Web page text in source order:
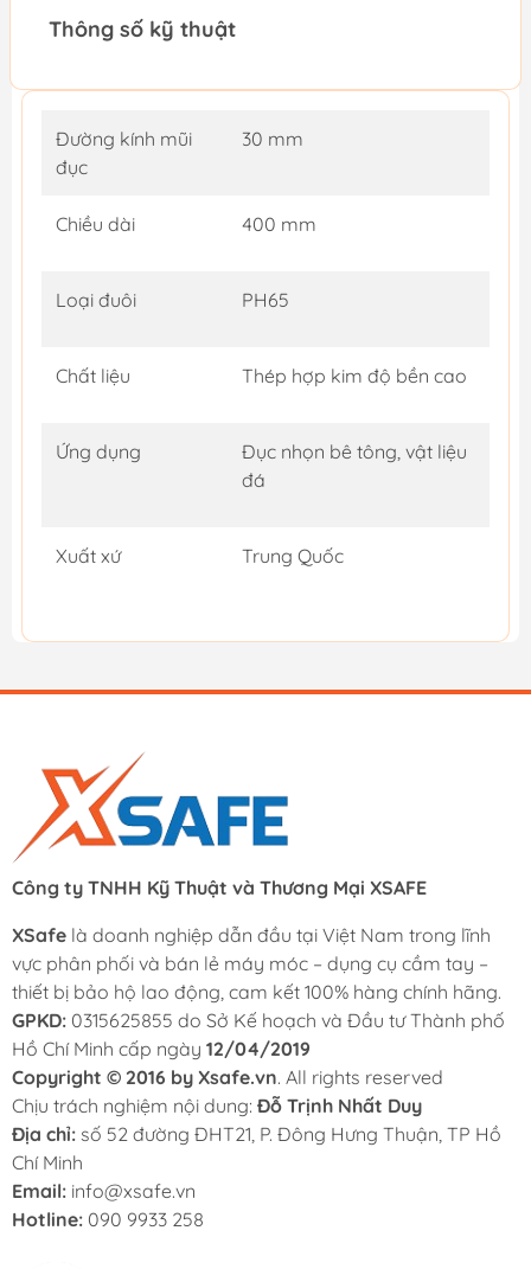
Thông số kỹ thuật
Đường kính mũi
đục
30 mm
Chiều dài 400 mm
Loại đuôi PH65
Chất liệu Thép hợp kim độ bền cao
Ứng dụng
Đục nhọn bê tông, vật liệu
đá
Xuất xứ Trung Quốc
Công ty TNHH Kỹ Thuật và Thương Mại XSAFE
XSafe là doanh nghiệp dẫn đầu tại Việt Nam trong lĩnh
vực phân phối và bán lẻ máy móc – dụng cụ cầm tay –
thiết bị bảo hộ lao động, cam kết 100% hàng chính hãng.
GPKD: 0315625855 do Sở Kế hoạch và Đầu tư Thành phố
Hồ Chí Minh cấp ngày 12/04/2019
Copyright © 2016 by Xsafe.vn. All rights reserved
Chịu trách nghiệm nội dung: Đỗ Trịnh Nhất Duy
Địa chỉ: số 52 đường ĐHT21, P. Đông Hưng Thuận, TP Hồ
Chí Minh
Email: info@xsafe.vn
Hotline: 090 9933 258